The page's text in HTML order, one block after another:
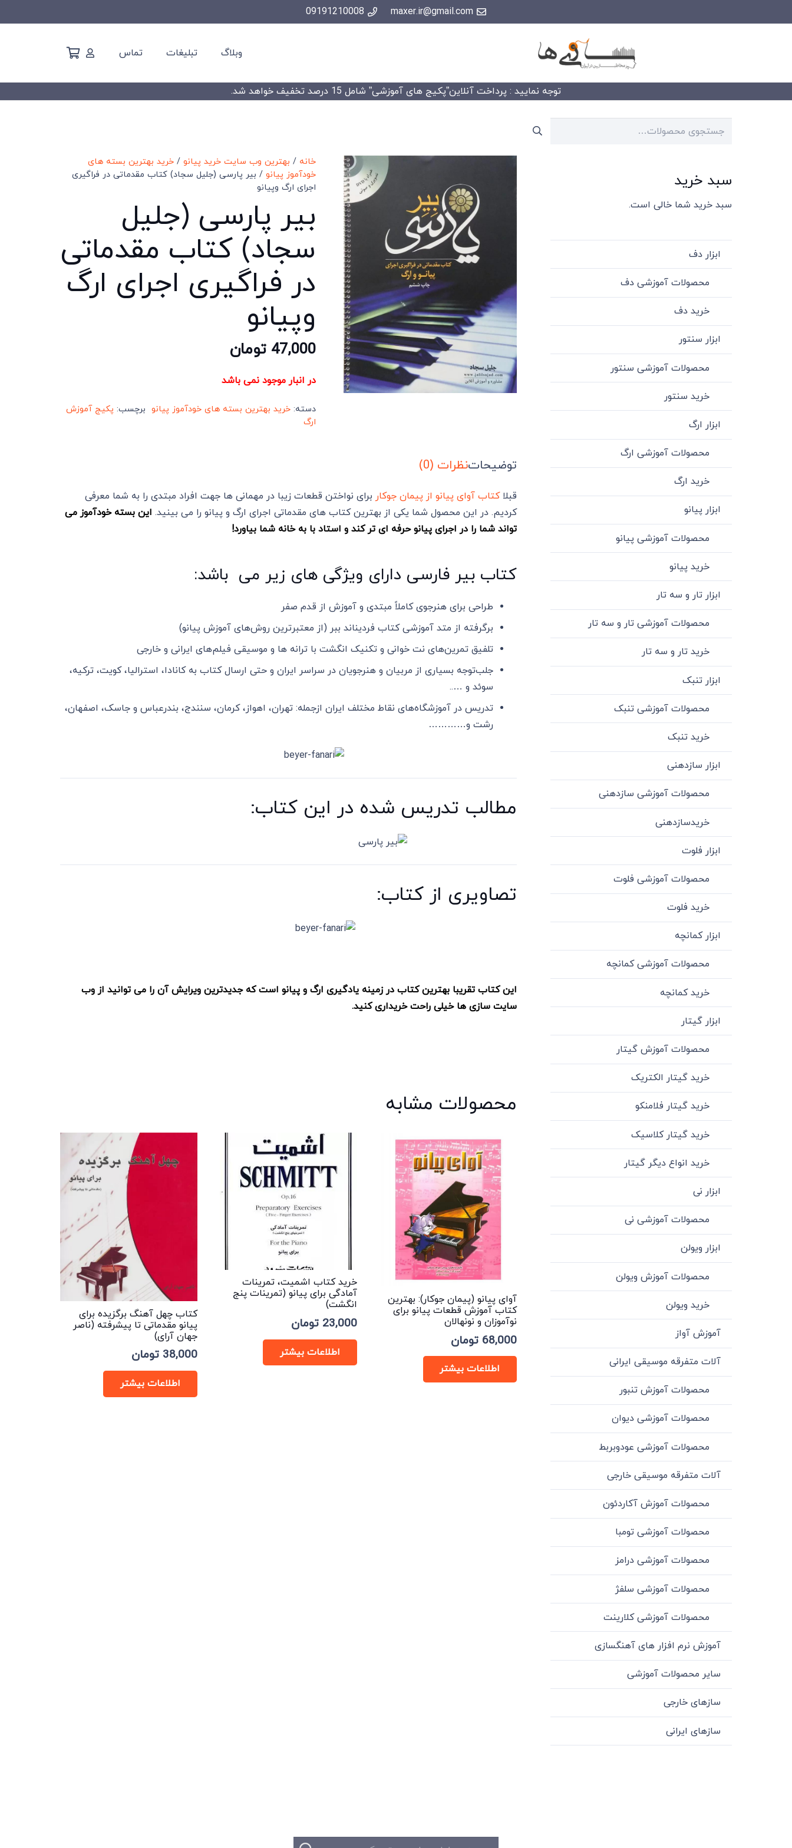
maxer.ir@gmail.com
09191210008
وبلاگ تبلیغات تماس
توجه نمایید : پرداخت آنلاین”پکیج های آموزشی” شامل 15 درصد تخفیف خواهد شد.
خانه / بهترین وب سایت خرید پیانو/ خرید بهترین بسته های
خودآموز پیانو/ بیر پارسی (جلیل سجاد) کتاب مقدماتی در فراگیری
اجرای ارگ وپیانو
بیر پارسی (جلیل
سجاد) کتاب مقدماتی
در فراگیری اجرای ارگ
وپیانو
47,000 تومان
در انبار موجود نمی باشد
دسته: خرید بهترین بسته های خودآموز پیانو برچسب: پکیج آموزش
ارگ
توضیحاتنظرات (0)
قبلاکتاب آوای پیانو از پیمان جوکار برای نواختن قطعات زیبا در مهمانی ها جهت افراد مبتدی را به شما معرفی
کردیم. در این محصول شما یکی از بهترین کتاب های مقدماتی اجرای ارگ و پیانو را می بینید. این بسته خودآموز می
تواند شما را در اجرای پیانو حرفه ای تر کند و استاد با به خانه شما بیاورد!
کتاب بیر فارسی دارای ویژگی های زیر می باشد:
طراحی برای هنرجوی کاملاً مبتدی و آموزش از قدم صفر
برگرفته از متد آموزشی کتاب فردیناند ببر (از معتبرترین روش‌های آموزش پیانو)
تلفیق تمرین‌های نت خوانی و تکنیک انگشت با ترانه ها و موسیقی فیلم‌های ایرانی و خارجی
جلب‌توجه بسیاری از مربیان و هنرجویان در سراسر ایران و حتی ارسال کتاب به کانادا، استرالیا، کویت، ترکیه،
سوئد و …..
تدریس در آموزشگاه‌های نقاط مختلف ایران ازجمله: تهران، اهواز، کرمان، سنندج، بندرعباس و جاسک، اصفهان،
رشت و…………
مطالب تدریس شده در این کتاب:
تصاویری از کتاب:
این کتاب تقریبا بهترین کتاب در زمینه یادگیری ارگ و پیانو است که جدیدترین ویرایش آن را می توانید از وب
سایت سازی ها خیلی راحت خریداری کنید.
محصولات مشابه
آوای پیانو (پیمان جوکار): بهترین
کتاب آموزش قطعات پیانو برای
نوآموزان و نونهالان
68,000 تومان
اطلاعات بیشتر
خرید کتاب اشمیت، تمرینات
آمادگی برای پیانو (تمرینات پنج
انگشت)
23,000 تومان
اطلاعات بیشتر
کتاب چهل آهنگ برگزیده برای
پیانو مقدماتی تا پیشرفته (ناصر
جهان آرای)
38,000 تومان
اطلاعات بیشتر
جستجو
سبد خرید
سبد خرید شما خالی است.
ابزار دف
محصولات آموزشی دف
خرید دف
ابزار سنتور
محصولات آموزشی سنتور
خرید سنتور
ابزار ارگ
محصولات آموزشی ارگ
خرید ارگ
ابزار پیانو
محصولات آموزشی پیانو
خرید پیانو
ابزار تار و سه تار
محصولات آموزشی تار و سه تار
خرید تار و سه تار
ابزار تنبک
محصولات آموزشی تنبک
خرید تنبک
ابزار سازدهنی
محصولات آموزشی سازدهنی
خریدسازدهنی
ابزار فلوت
محصولات آموزشی فلوت
خرید فلوت
ابزار کمانچه
محصولات آموزشی کمانچه
خرید کمانچه
ابزار گیتار
محصولات آموزش گیتار
خرید گیتار الکتریک
خرید گیتار فلامنکو
خرید گیتار کلاسیک
خرید انواع دیگر گیتار
ابزار نی
محصولات آموزشی نی
ابزار ویولن
محصولات آموزش ویولن
خرید ویولن
آموزش آواز
آلات متفرقه موسیقی ایرانی
محصولات آموزش تنبور
محصولات آموزشی دیوان
محصولات آموزشی عودوبربط
آلات متفرقه موسیقی خارجی
محصولات آموزش آکاردئون
محصولات آموزشی تومبا
محصولات آموزشی درامز
محصولات آموزشی سلفژ
محصولات آموزشی کلارینت
آموزش نرم افزار های آهنگسازی
سایر محصولات آموزشی
سازهای خارجی
سازهای ایرانی